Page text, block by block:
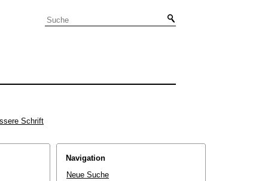
Schrift
Navigation
Neue Suche